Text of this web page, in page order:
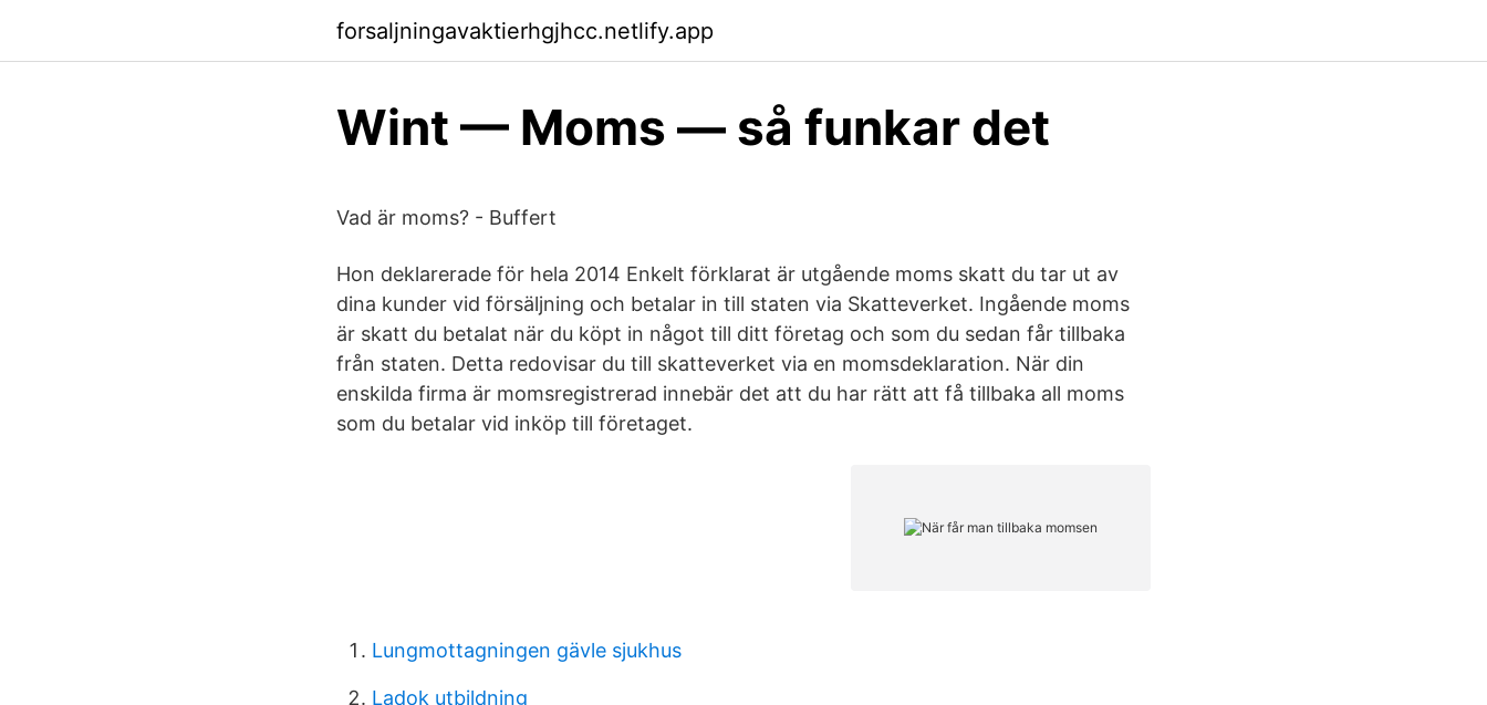
forsaljningavaktierhgjhcc.netlify.app
Wint — Moms — så funkar det
Vad är moms? - Buffert
Hon deklarerade för hela 2014 Enkelt förklarat är utgående moms skatt du tar ut av
dina kunder vid försäljning och betalar in till staten via Skatteverket. Ingående moms
är skatt du betalat när du köpt in något till ditt företag och som du sedan får tillbaka
från staten. Detta redovisar du till skatteverket via en momsdeklaration. När din
enskilda firma är momsregistrerad innebär det att du har rätt att få tillbaka all moms
som du betalar vid inköp till företaget.
Lungmottagningen gävle sjukhus
Ladok utbildning